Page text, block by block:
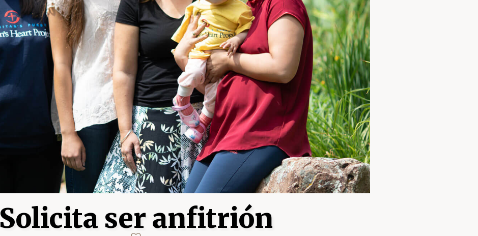
Solicita ser anfitrión